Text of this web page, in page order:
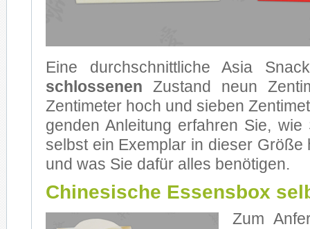
Eine durch­schnitt­li­che Asia
schlos­se­nen Zu­stand neun
Zen­ti­me­ter hoch und sie­ben
gen­den An­lei­tung er­fah­ren Sie, wie
selbst ein Ex­em­plar in die­ser Grö­ße
und was Sie da­für al­les be­nö­ti­gen.
Chinesische Essensbox
Zum